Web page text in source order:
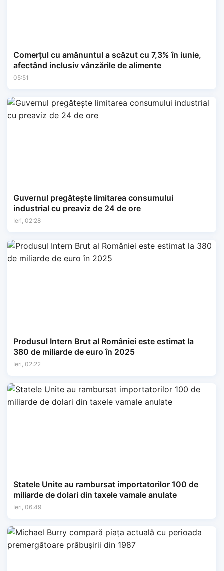
Comerțul cu amănuntul a scăzut cu 7,3% în iunie,
afectând inclusiv vânzările de alimente
05:51
Guvernul pregătește limitarea consumului
industrial cu preaviz de 24 de ore
Ieri, 02:28
Produsul Intern Brut al României este estimat la
380 de miliarde de euro în 2025
Ieri, 02:22
Statele Unite au rambursat importatorilor 100 de
miliarde de dolari din taxele vamale anulate
Ieri, 06:49